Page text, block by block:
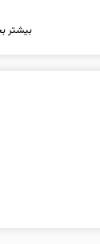
بیشتر